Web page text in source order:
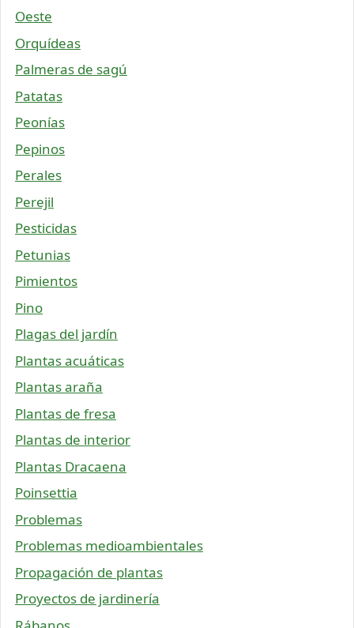
Oeste
Orquídeas
Palmeras de sagú
Patatas
Peonías
Pepinos
Perales
Perejil
Pesticidas
Petunias
Pimientos
Pino
Plagas del jardín
Plantas acuáticas
Plantas araña
Plantas de fresa
Plantas de interior
Plantas Dracaena
Poinsettia
Problemas
Problemas medioambientales
Propagación de plantas
Proyectos de jardinería